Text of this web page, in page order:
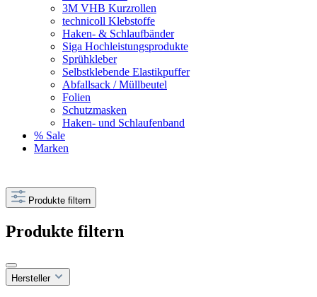
3M VHB Kurzrollen
technicoll Klebstoffe
Haken- & Schlaufbänder
Siga Hochleistungsprodukte
Sprühkleber
Selbstklebende Elastikpuffer
Abfallsack / Müllbeutel
Folien
Schutzmasken
Haken- und Schlaufenband
% Sale
Marken
Produkte filtern
Produkte filtern
Hersteller